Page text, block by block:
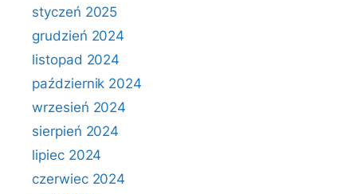
styczeń 2025
grudzień 2024
listopad 2024
październik 2024
wrzesień 2024
sierpień 2024
lipiec 2024
czerwiec 2024